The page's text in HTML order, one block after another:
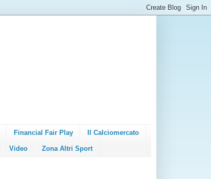
Financial Fair Play Il Calciomercato
Video Zona Altri Sport